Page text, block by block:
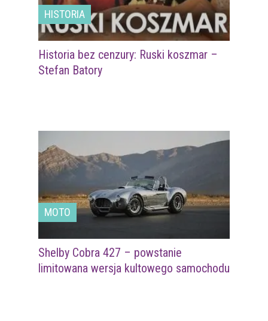
HISTORIA
Historia bez cenzury: Ruski koszmar –
Stefan Batory
MOTO
Shelby Cobra 427 – powstanie
limitowana wersja kultowego samochodu